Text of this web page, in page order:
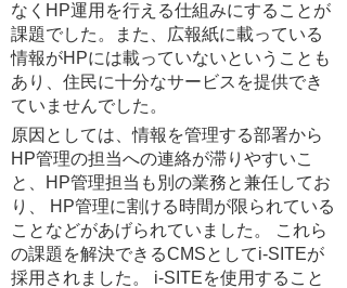
なくHP運用を行える仕組みにすることが
課題でした。また、広報紙に載っている
情報がHPには載っていないということも
あり、住民に十分なサービスを提供でき
ていませんでした。
原因としては、情報を管理する部署から
HP管理の担当への連絡が滞りやすいこ
と、HP管理担当も別の業務と兼任してお
り、 HP管理に割ける時間が限られている
ことなどがあげられていました。 これら
の課題を解決できるCMSとしてi-SITEが
採用されました。 i-SITEを使用すること